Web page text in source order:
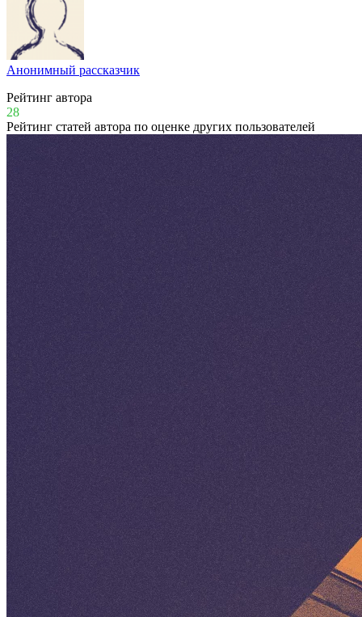
Анонимный рассказчик
Рейтинг автора
28
Рейтинг статей автора по оценке других пользователей